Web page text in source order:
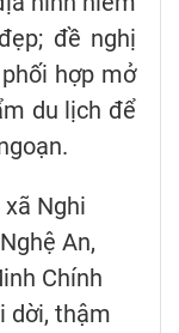
đề nghị
hợp mở
du lịch để
Nghi
An,
Chính
dời, thậm